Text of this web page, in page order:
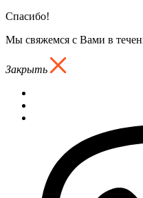
Спасибо!
Мы свяжемся с Вами в
Закрыть